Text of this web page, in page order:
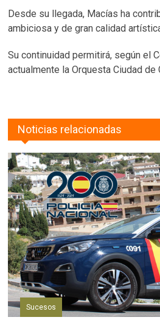
Desde su llegada, Macías ha
ambiciosa y de gran calidad
Su continuidad permitirá, según el
actualmente la Orquesta Ciudad
Noticias relacionadas
Sucesos